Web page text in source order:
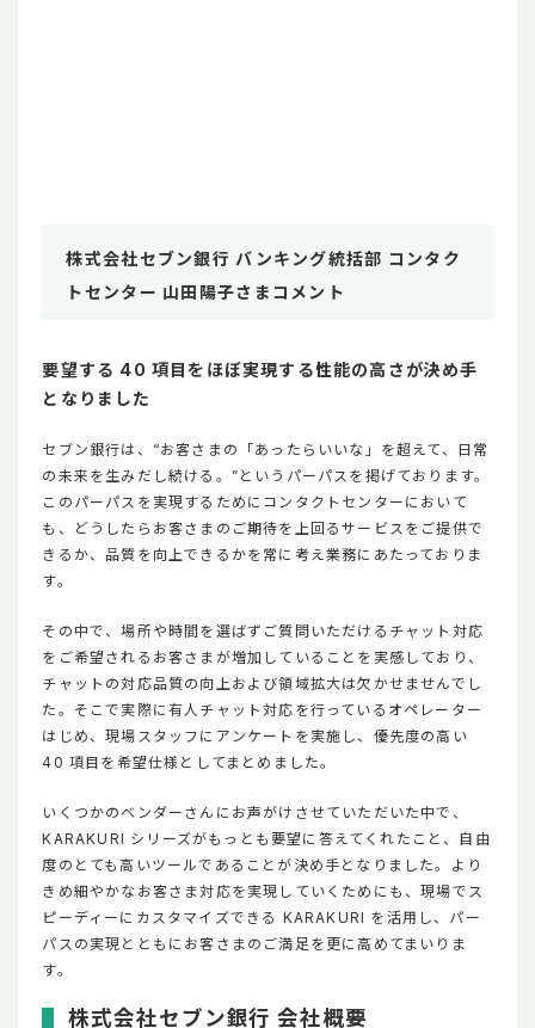
株式会社セブン銀行 バンキング統括部 コンタク
トセンター 山田陽子さまコメント
要望する 40 項目をほぼ実現する性能の高さが決め手
となりました
セブン銀行は、“お客さまの「あったらいいな」を超えて、日常
の未来を生みだし続ける。”というパーパスを掲げております。
このパーパスを実現するためにコンタクトセンターにおいて
も、どうしたらお客さまのご期待を上回るサービスをご提供で
きるか、品質を向上できるかを常に考え業務にあたっておりま
す。
その中で、場所や時間を選ばずご質問いただけるチャット対応
をご希望されるお客さまが増加していることを実感しており、
チャットの対応品質の向上および領域拡大は欠かせませんでし
た。そこで実際に有人チャット対応を行っているオペレーター
はじめ、現場スタッフにアンケートを実施し、優先度の高い
40 項目を希望仕様としてまとめました。
いくつかのベンダーさんにお声がけさせていただいた中で、
KARAKURI シリーズがもっとも要望に答えてくれたこと、自由
度のとても高いツールであることが決め手となりました。より
きめ細やかなお客さま対応を実現していくためにも、現場でス
ピーディーにカスタマイズできる KARAKURI を活用し、パー
パスの実現とともにお客さまのご満足を更に高めてまいりま
す。
株式会社セブン銀行 会社概要